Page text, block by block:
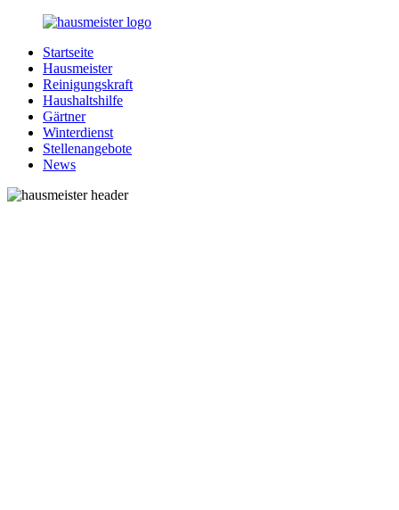
Zurück
Inhalt
Hausmeister.de
Alles
rund
Ihren
Haushalt
Startseite
Hausmeister
Reinigungskraft
Haushaltshilfe
Gärtner
Winterdienst
Stellenangebote
News